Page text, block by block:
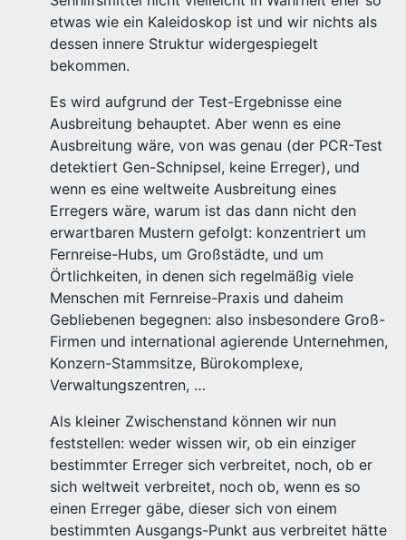
etwas wie ein Kaleidoskop ist und wir nichts als
dessen innere Struktur widergespiegelt
bekommen.
Es wird aufgrund der Test-Ergebnisse eine
Ausbreitung behauptet. Aber wenn es eine
Ausbreitung wäre, von was genau (der PCR-Test
detektiert Gen-Schnipsel, keine Erreger), und
wenn es eine weltweite Ausbreitung eines
Erregers wäre, warum ist das dann nicht den
erwartbaren Mustern gefolgt: konzentriert um
Fernreise-Hubs, um Großstädte, und um
Örtlichkeiten, in denen sich regelmäßig viele
Menschen mit Fernreise-Praxis und daheim
Gebliebenen begegnen: also insbesondere Groß-
Firmen und international agierende Unternehmen,
Konzern-Stammsitze, Bürokomplexe,
Verwaltungszentren, …
Als kleiner Zwischenstand können wir nun
feststellen: weder wissen wir, ob ein einziger
bestimmter Erreger sich verbreitet, noch, ob er
sich weltweit verbreitet, noch ob, wenn es so
einen Erreger gäbe, dieser sich von einem
bestimmten Ausgangs-Punkt aus verbreitet hätte